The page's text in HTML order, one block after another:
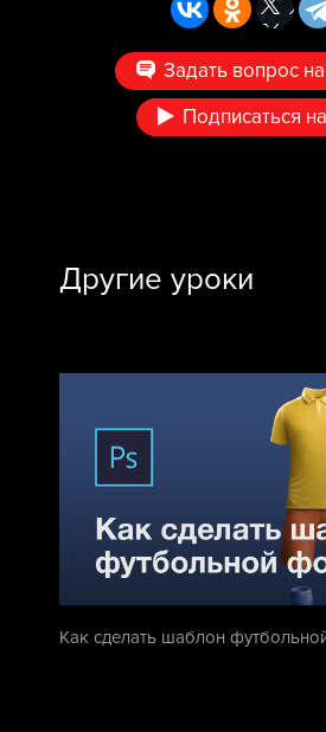
Задать вопрос
Подписаться
Другие уроки
Как сделать шаблон